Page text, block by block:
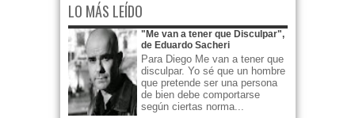
LO MÁS LEÍDO
"Me van a tener que Disculpar",
de Eduardo Sacheri
Para Diego Me van a tener que
disculpar. Yo sé que un hombre
que pretende ser una persona
de bien debe comportarse
según ciertas norma...